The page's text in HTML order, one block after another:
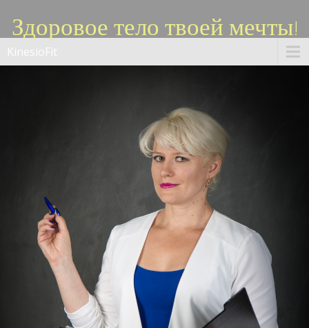
Здоровое тело твоей мечты!
KinesioFit